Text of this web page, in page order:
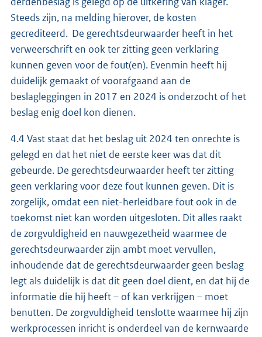
Steeds zijn, na melding hierover, de kosten
gecrediteerd. De gerechtsdeurwaarder heeft in het
verweerschrift en ook ter zitting geen verklaring
kunnen geven voor de fout(en). Evenmin heeft hij
duidelijk gemaakt of voorafgaand aan de
beslagleggingen in 2017 en 2024 is onderzocht of het
beslag enig doel kon dienen.
4.4 Vast staat dat het beslag uit 2024 ten onrechte is
gelegd en dat het niet de eerste keer was dat dit
gebeurde. De gerechtsdeurwaarder heeft ter zitting
geen verklaring voor deze fout kunnen geven. Dit is
zorgelijk, omdat een niet-herleidbare fout ook in de
toekomst niet kan worden uitgesloten. Dit alles raakt
de zorgvuldigheid en nauwgezetheid waarmee de
gerechtsdeurwaarder zijn ambt moet vervullen,
inhoudende dat de gerechtsdeurwaarder geen beslag
legt als duidelijk is dat dit geen doel dient, en dat hij de
informatie die hij heeft – of kan verkrijgen – moet
benutten. De zorgvuldigheid tenslotte waarmee hij zijn
werkprocessen inricht is onderdeel van de kernwaarde